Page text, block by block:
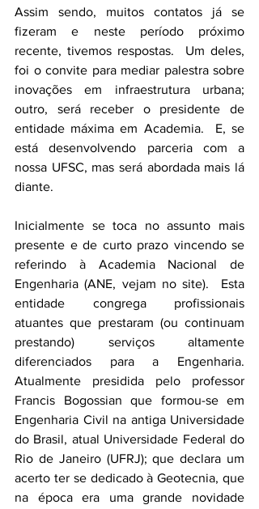
Assim sendo, muitos contatos já se
fizeram e neste período próximo
recente, tivemos respostas.  Um deles,
foi o convite para mediar palestra sobre
inovações em infraestrutura urbana;
outro, será receber o presidente de
entidade máxima em Academia.  E, se
está desenvolvendo parceria com a
nossa UFSC, mas será abordada mais lá
diante.
Inicialmente se toca no assunto mais
presente e de curto prazo vincendo se
referindo à Academia Nacional de
Engenharia (ANE, vejam no site).  Esta
entidade congrega profissionais
atuantes que prestaram (ou continuam
prestando) serviços altamente
diferenciados para a Engenharia.
Atualmente presidida pelo professor
Francis Bogossian que formou-se em
Engenharia Civil na antiga Universidade
do Brasil, atual Universidade Federal do
Rio de Janeiro (UFRJ); que declara um
acerto ter se dedicado à Geotecnia, que
na época era uma grande novidade